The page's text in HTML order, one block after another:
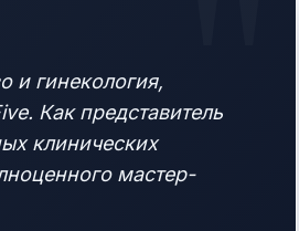
и гинекология,
Как представитель
клинических
мастер-